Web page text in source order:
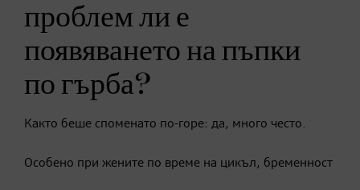
проблем ли е
появяването на пъпки
по гърба?
Както беше споменато по-горе: да, много често.
Особено при жените по време на цикъл, бременност